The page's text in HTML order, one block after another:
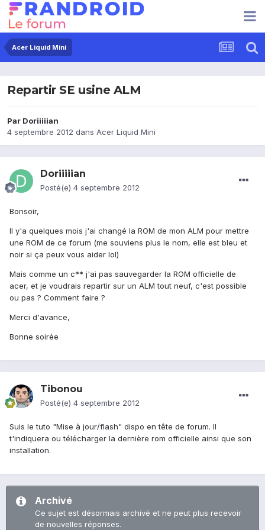
Acer Liquid Mini
Repartir SE usine ALM
Par Doriiiiian
4 septembre 2012 dans Acer Liquid Mini
Doriiiiian
Posté(e) 4 septembre 2012
Bonsoir,
Il y'a quelques mois j'ai changé la ROM de mon ALM pour mettre
une ROM de ce forum (me souviens plus le nom, elle est bleu et
noir si ça peux vous aider lol)
Mais comme un c** j'ai pas sauvegarder la ROM officielle de
acer, et je voudrais repartir sur un ALM tout neuf, c'est possible
ou pas ? Comment faire ?
Merci d'avance,
Bonne soirée
Tibonou
Posté(e) 4 septembre 2012
Suis le tuto "Mise à jour/flash" dispo en tête de forum. Il
t'indiquera ou télécharger la dernière rom officielle ainsi que son
installation.
Archivé
Ce sujet est désormais archivé et ne peut plus recevoir
de nouvelles réponses.